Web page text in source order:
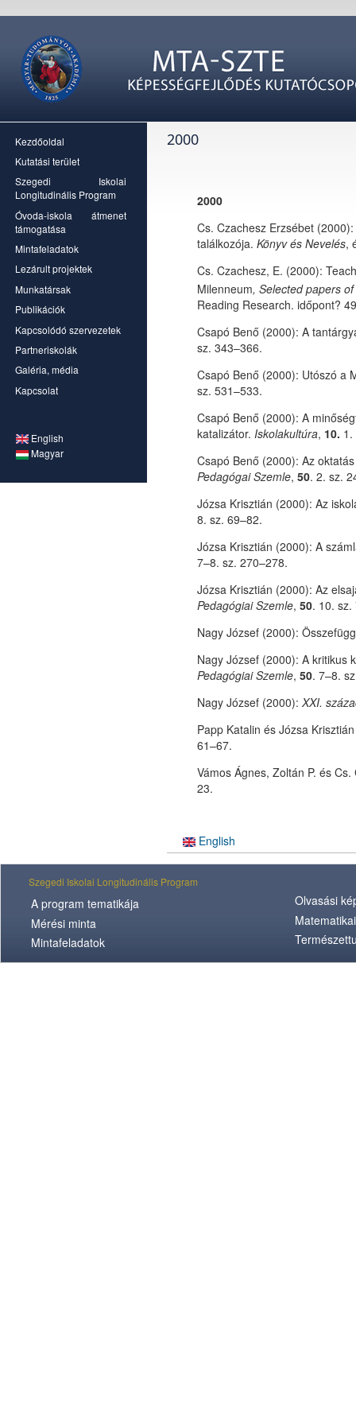
Kezdőoldal
Kutatási terület
Szegedi Iskolai
Longitudinális Program
Óvoda-iskola átmenet
támogatása
Mintafeladatok
Lezárult projektek
Munkatársak
Publikációk
Kapcsolódó szervezetek
Partneriskolák
Galéria, média
Kapcsolat
English
Magyar
2000
2000
Cs. Czachesz Erzsébet
találkozója. Könyv és Nevelés,
Cs. Czachesz, E. (2000):
Milenneum, Selected papers
Reading Research. időpont?
Csapó Benő (2000): A
sz. 343–366.
Csapó Benő (2000): Utószó a
sz. 531–533.
Csapó Benő (2000): A
katalizátor. Iskolakultúra, 10.
Csapó Benő (2000): Az
Pedagógai Szemle, 50. 2. sz.
Józsa Krisztián (2000): Az
8. sz. 69–82.
Józsa Krisztián (2000): A
7–8. sz. 270–278.
Józsa Krisztián (2000): Az
Pedagógiai Szemle, 50. 10. sz.
Nagy József (2000):
Nagy József (2000): A kritikus
Pedagógiai Szemle, 50. 7–8.
Nagy József (2000): XXI.
Papp Katalin és Józsa
61–67.
Vámos Ágnes, Zoltán P. és
23.
English
Szegedi Iskolai Longitudinális Program
A program tematikája
Mérési minta
Mintafeladatok
Olvasási